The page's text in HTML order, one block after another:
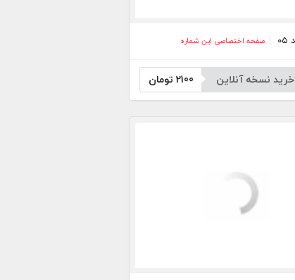
صفحه اختصاصی این شماره
خرید نسخه آنلاین 2100 تومان